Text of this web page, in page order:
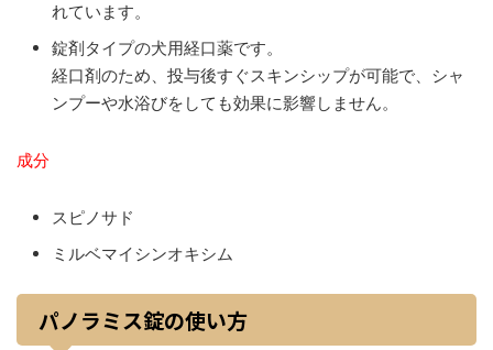
れています。
錠剤タイプの犬用経口薬です。
経口剤のため、投与後すぐスキンシップが可能で、シャ
ンプーや水浴びをしても効果に影響しません。
成分
スピノサド
ミルベマイシンオキシム
パノラミス錠の使い方